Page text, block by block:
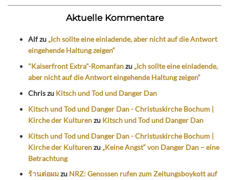
Aktuelle Kommentare
Alfzu „Ich sollte eine einladende, aber nicht auf die Antwort
eingehende Haltung zeigen“
"Kaiserfront Extra"-Romanfanzu „Ich sollte eine einladende,
aber nicht auf die Antwort eingehende Haltung zeigen“
Chriszu Kitsch und Tod und Danger Dan
Kitsch und Tod und Danger Dan - Christuskirche Bochum |
Kirche der Kulturenzu Kitsch und Tod und Danger Dan
Kitsch und Tod und Danger Dan - Christuskirche Bochum |
Kirche der Kulturenzu „Keine Angst“ von Danger Dan – eine
Betrachtung
ร้านต่อผมzu NRZ: Genossen rufen zum Zeitungsboykott auf